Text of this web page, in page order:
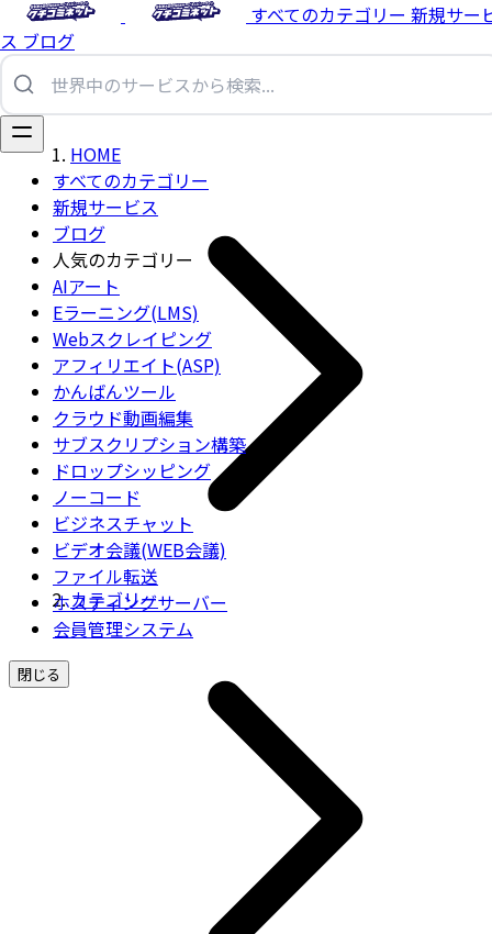
すべてのカテゴリー 新規サー
ス ブログ
すべてのカテゴリー
新規サービス
ブログ
人気のカテゴリー
AIアート
Eラーニング(LMS)
Webスクレイピング
アフィリエイト(ASP)
かんばんツール
クラウド動画編集
サブスクリプション構築
ドロップシッピング
ノーコード
ビジネスチャット
ビデオ会議(WEB会議)
ファイル転送
ホスティングサーバー
会員管理システム
閉じる
HOME
カテゴリー